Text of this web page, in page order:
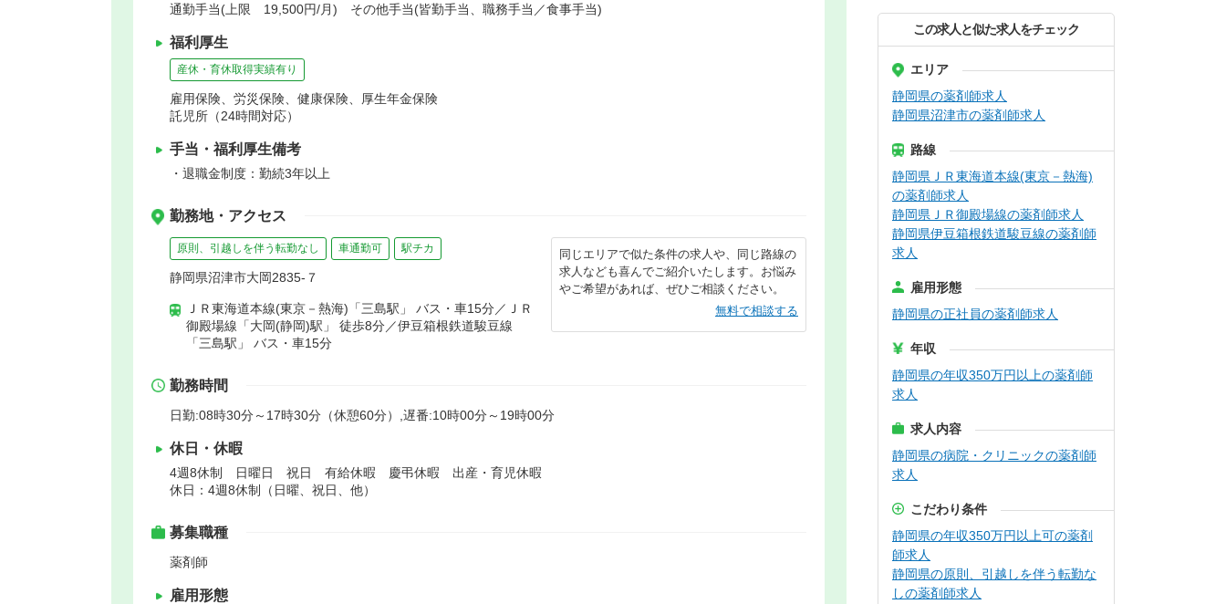
通勤手当(上限 19,500円/月) その他手当(皆勤手当、職務手当／食事手当)
福利厚生
産休・育休取得実績有り
雇用保険、労災保険、健康保険、厚生年金保険
託児所（24時間対応）
手当・福利厚生備考
・退職金制度：勤続3年以上
勤務地・アクセス
原則、引越しを伴う転勤なし 車通勤可 駅チカ
静岡県沼津市大岡2835-７
ＪＲ東海道本線(東京－熱海)「三島駅」 バス・車15分／ＪＲ
御殿場線「大岡(静岡)駅」 徒歩8分／伊豆箱根鉄道駿豆線
「三島駅」 バス・車15分
同じエリアで似た条件の求人や、同じ路線の
求人なども喜んでご紹介いたします。お悩み
やご希望があれば、ぜひご相談ください。
無料で相談する
勤務時間
日勤:08時30分～17時30分（休憩60分）,遅番:10時00分～19時00分
休日・休暇
4週8休制 日曜日 祝日 有給休暇 慶弔休暇 出産・育児休暇
休日：4週8休制（日曜、祝日、他）
募集職種
薬剤師
雇用形態
この求人と似た求人をチェック
エリア
静岡県の薬剤師求人
静岡県沼津市の薬剤師求人
路線
静岡県ＪＲ東海道本線(東京－熱海)
の薬剤師求人
静岡県ＪＲ御殿場線の薬剤師求人
静岡県伊豆箱根鉄道駿豆線の薬剤師
求人
雇用形態
静岡県の正社員の薬剤師求人
年収
静岡県の年収350万円以上の薬剤師
求人
求人内容
静岡県の病院・クリニックの薬剤師
求人
こだわり条件
静岡県の年収350万円以上可の薬剤
師求人
静岡県の原則、引越しを伴う転勤な
しの薬剤師求人